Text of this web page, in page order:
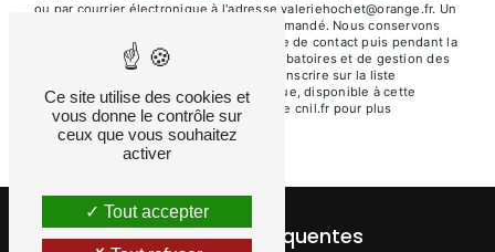
ou par courrier électronique à l'adresse valeriehochet@orange.fr. Un
justificatif d'identité pourra vous être demandé. Nous conservons
vos données pendant la période de prise de contact puis pendant la
durée de prescription légale aux fins probatoires et de gestion des
contentieux. Vous avez le droit de vous inscrire sur la liste
d'opposition au démarchage téléphonique, disponible à cette
Bloctel.gouv.fr
. Consultez le site cnil.fr pour plus
d’informations sur vos droits.
Recherches fréquentes
Ce site utilise des cookies et
vous donne le contrôle sur
ceux que vous souhaitez
activer
Tout accepter